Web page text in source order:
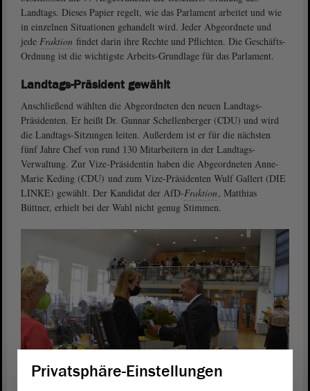
Landtags. Dieses Papier regelt, wie das Parlament arbeitet und wie
in einzelnen Situationen gehandelt wird. Jeder Abgeordnete und
jede Fraktion findet darin ihre Rechte und Pflichten. Die Geschäfts-
Ordnung ist die wichtigste Arbeits-Grundlage für das Parlament.
Landtags-Präsident gewählt
Anschließend wählten die Abgeordneten den neuen Landtags-
Präsidenten. Er heißt Dr. Gunnar Schellenberger (CDU) und wird
die Landtags-Sitzungen leiten. Außerdem ist er für die nächsten
fünf Jahre Chef von rund 130 Mitarbeitern in der Landtags-
Verwaltung. Zur Vize-Präsidentin haben die Abgeordneten Anne-
Marie Keding (CDU) und zum Vize-Präsidenten Wulf Gallert (DIE
LINKE) gewählt. Der Kandidat der AfD-Fraktion, Matthias
Büttner, erhielt bei der Wahl nicht genug Stimmen.
Privatsphäre-Einstellungen